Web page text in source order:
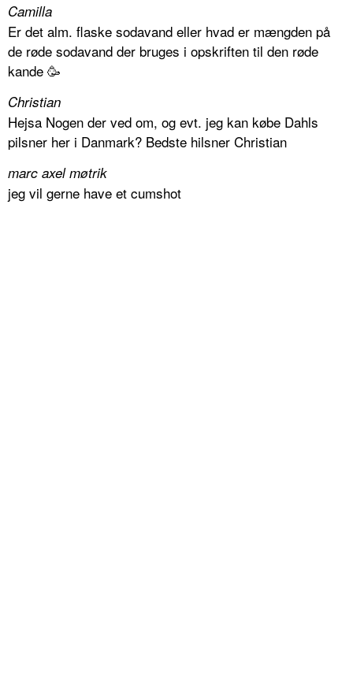
Camilla
Er det alm. flaske sodavand eller hvad er mængden på
de røde sodavand der bruges i opskriften til den røde
kande 🥳
Christian
Hejsa Nogen der ved om, og evt. jeg kan købe Dahls
pilsner her i Danmark? Bedste hilsner Christian
marc axel møtrik
jeg vil gerne have et cumshot